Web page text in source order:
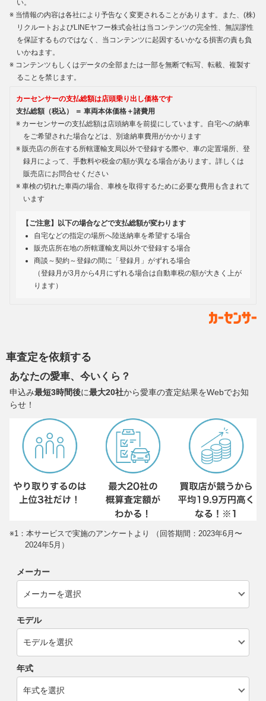
い。
当情報の内容は各社により予告なく変更されることがあります。また、(株)
リクルートおよびLINEヤフー株式会社は当コンテンツの完全性、無誤謬性
を保証するものではなく、当コンテンツに起因するいかなる損害の責も負
いかねます。
コンテンツもしくはデータの全部または一部を無断で転写、転載、複製す
ることを禁じます。
カーセンサーの支払総額は店頭乗り出し価格です
支払総額（税込） ＝ 車両本体価格＋諸費用
カーセンサーの支払総額は店頭納車を前提にしています。自宅への納車
をご希望された場合などは、別途納車費用がかかります
販売店の所在する所轄運輸支局以外で登録する際や、車の定置場所、登
録月によって、手数料や税金の額が異なる場合があります。詳しくは
販売店にお問合せください
車検の切れた車両の場合、車検を取得するために必要な費用も含まれて
います
【ご注意】以下の場合などで支払総額が変わります
自宅などの指定の場所へ陸送納車を希望する場合
販売店所在地の所轄運輸支局以外で登録する場合
商談～契約～登録の間に「登録月」がずれる場合
（登録月が3月から4月にずれる場合は自動車税の額が大きく上が
ります）
車査定を依頼する
あなたの愛車、今いくら？
申込み最短3時間後に最大20社から愛車の査定結果をWebでお知
らせ！
※1：本サービスで実施のアンケートより （回答期間：2023年6月〜
2024年5月）
メーカー
モデル
年式